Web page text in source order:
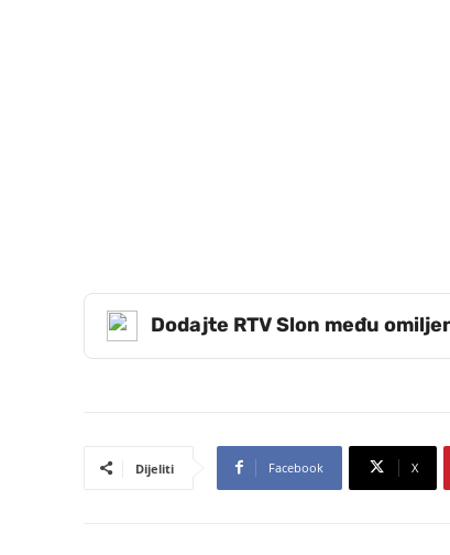
Dodajte RTV Slon među
Dijeliti Facebook X